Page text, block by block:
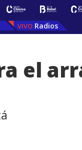
Radios
el